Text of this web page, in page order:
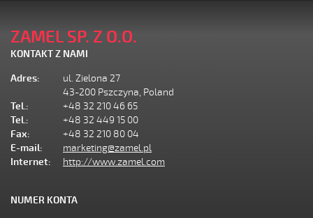
ZAMEL SP. Z O.O.
KONTAKT Z NAMI
Adres:
ul. Zielona 27
43-200 Pszczyna, Poland
Tel.:
+48 32 210 46 65
Tel.:
+48 32 449 15 00
Fax:
+48 32 210 80 04
E-mail:
marketing@zamel.pl
Internet:
http://www.zamel.com
NUMER KONTA